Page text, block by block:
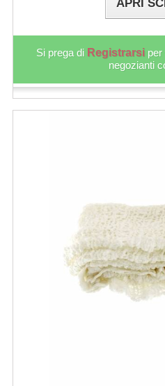
APRI
Si prega di Registrarsi
negozianti